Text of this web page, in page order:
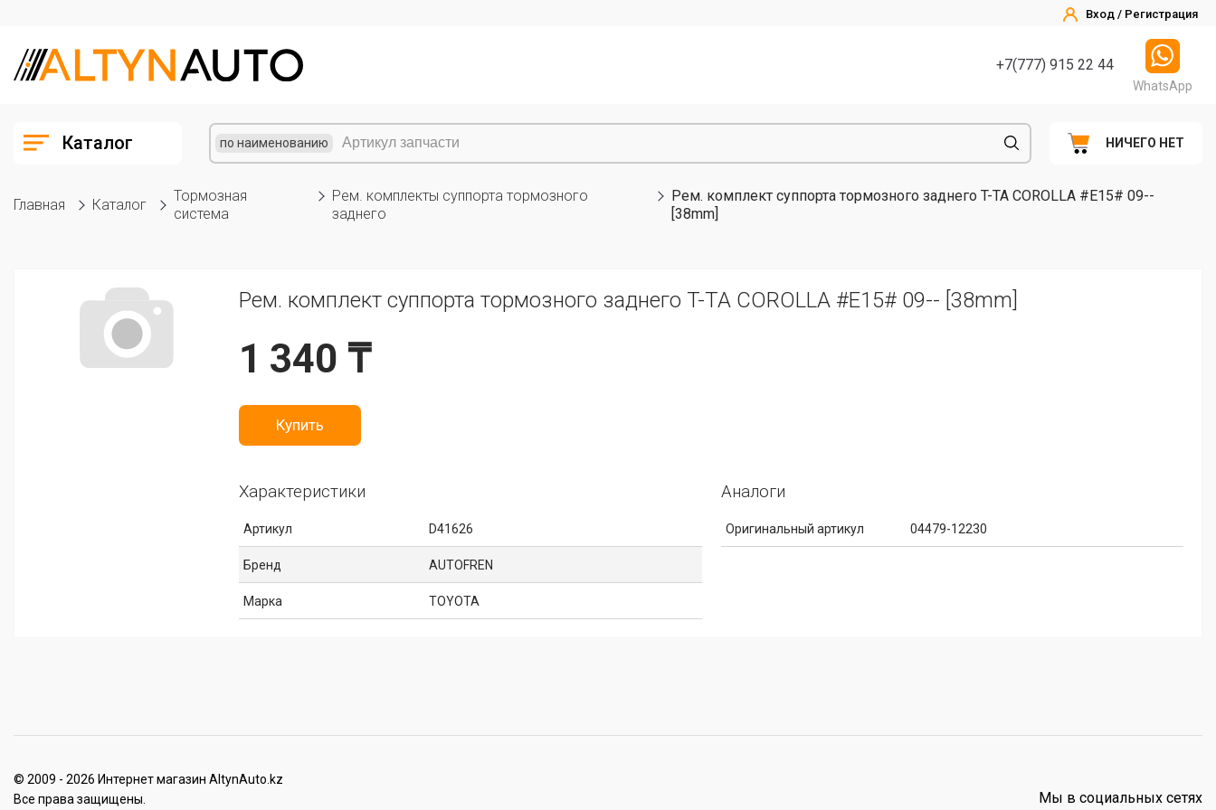
Вход / Регистрация
+7(777) 915 22 44
WhatsApp
Каталог по наименованию НИЧЕГО НЕТ
Главная Каталог
Тормозная
система
Рем. комплекты суппорта тормозного
заднего
Рем. комплект суппорта тормозного заднего T-TA COROLLA #E15# 09--
[38mm]
Рем. комплект суппорта тормозного заднего T-TA COROLLA #E15# 09-- [38mm]
1 340 ₸
Купить
Характеристики
Артикул D41626
Бренд AUTOFREN
Марка TOYOTA
Аналоги
Оригинальный артикул 04479-12230
© 2009 - 2026 Интернет магазин AltynAuto.kz
Все права защищены.
Мы в социальных сетях